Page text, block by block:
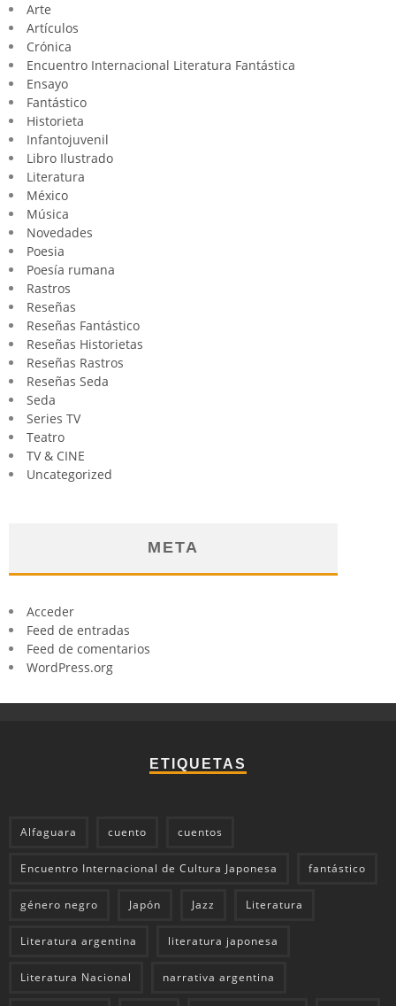
Arte
Artículos
Crónica
Encuentro Internacional Literatura Fantástica
Ensayo
Fantástico
Historieta
Infantojuvenil
Libro Ilustrado
Literatura
México
Música
Novedades
Poesia
Poesía rumana
Rastros
Reseñas
Reseñas Fantástico
Reseñas Historietas
Reseñas Rastros
Reseñas Seda
Seda
Series TV
Teatro
TV & CINE
Uncategorized
META
Acceder
Feed de entradas
Feed de comentarios
WordPress.org
ETIQUETAS
Alfaguara cuento cuentos
Encuentro Internacional de Cultura Japonesa fantástico
género negro Japón Jazz Literatura
Literatura argentina literatura japonesa
Literatura Nacional narrativa argentina